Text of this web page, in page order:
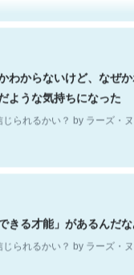
わからないけど、なぜか
ような気持ちになった
じられるかい？ by ラーズ・ヌ
きる才能」があるんだな
じられるかい？ by ラーズ・ヌ